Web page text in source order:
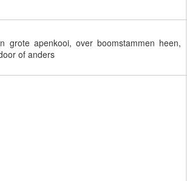
grote apenkooi, over boomstammen heen,
of anders